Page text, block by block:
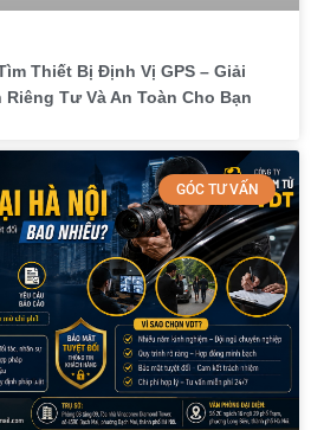
Thiết Bị Định Vị GPS – Giải
Riêng Tư Và An Toàn Cho Bạn
GÓC TƯ VẤN